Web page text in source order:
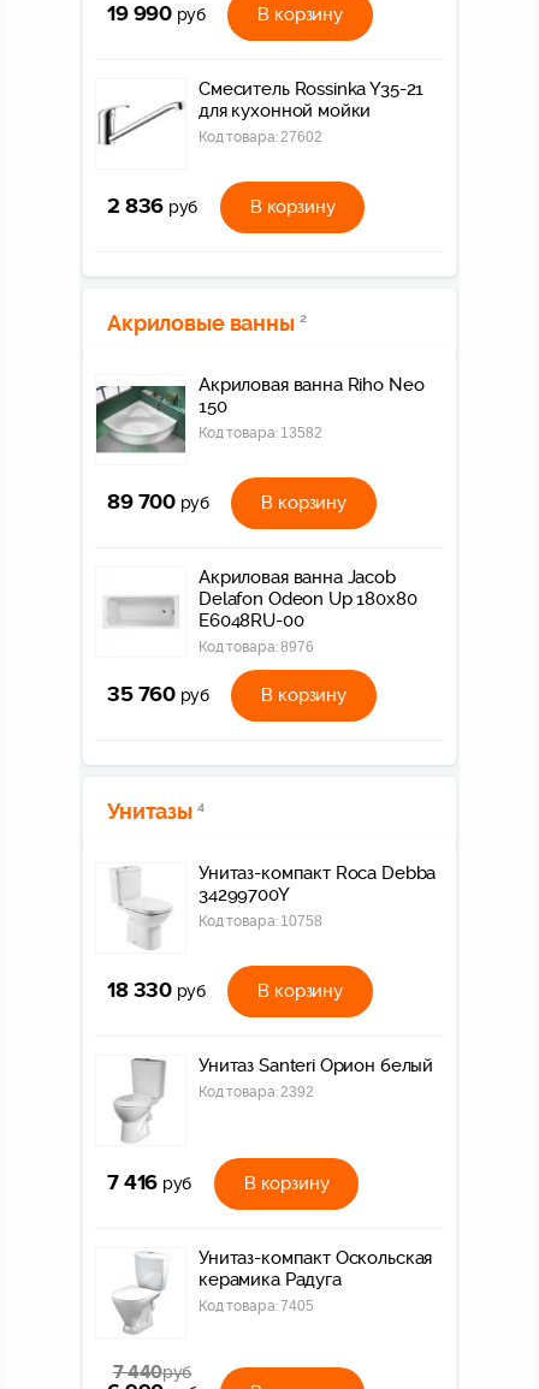
19 990 руб В корзину
Смеситель Rossinka Y35-21
для кухонной мойки
Код товара:27602
2 836 руб В корзину
Акриловые ванны 2
Акриловая ванна Riho Neo
150
Код товара: 13582
89 700 руб В корзину
Акриловая ванна Jacob
Delafon Odeon Up 180х80
E6048RU-00
Код товара:8976
35 760 руб В корзину
Унитазы 4
Унитаз-компакт Roca Debba
34299700Y
Код товара: 10758
18 330 руб В корзину
Унитаз Santeri Орион белый
Код товара:2392
7 416 руб В корзину
Унитаз-компакт Оскольская
керамика Радуга
Код товара:7405
7 440руб